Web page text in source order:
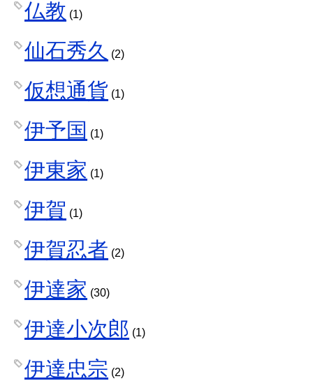
仏教 (1)
仙石秀久 (2)
仮想通貨 (1)
伊予国 (1)
伊東家 (1)
伊賀 (1)
伊賀忍者 (2)
伊達家 (30)
伊達小次郎 (1)
伊達忠宗 (2)